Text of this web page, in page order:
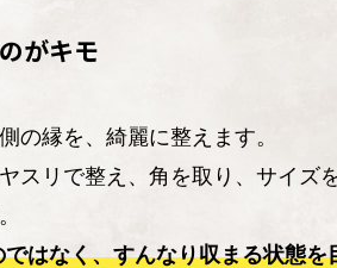
がキモ
の縁を、綺麗に整えます。
スリで整え、角を取り、サイズ
はなく、すんなり収まる状態を